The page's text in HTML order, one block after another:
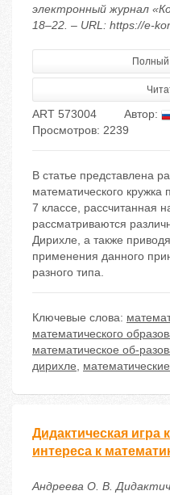
электронный журнал
18–22. – URL: https://e-
Полный
ART 573004 Автор:
Просмотров: 2239
В статье представлена
математического
7 классе, рассчитанная
рассматриваются
Дирихле, а также
применения данного
разного типа.
Ключевые слова:
математического
математическое об-
дирихле,
Дидактическая
интереса к
Андреева О. В.